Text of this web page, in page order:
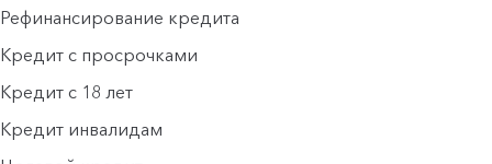
Рефинансирование кредита
Кредит с просрочками
Кредит с 18 лет
Кредит инвалидам